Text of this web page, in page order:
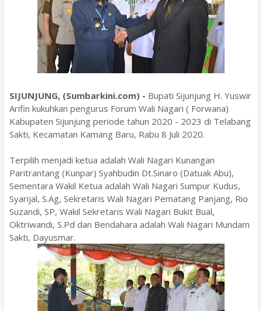
SIJUNJUNG, (Sumbarkini.com) - Bupati Sijunjung H. Yuswir
Arifin kukuhkan pengurus Forum Wali Nagari ( Forwana)
Kabupaten Sijunjung periode tahun 2020 - 2023 di Telabang
Sakti, Kecamatan Kamang Baru, Rabu 8 Juli 2020.
Terpilih menjadi ketua adalah Wali Nagari Kunangan
Paritrantang (Kunpar) Syahbudin Dt.Sinaro (Datuak Abu),
Sementara Wakil Ketua adalah Wali Nagari Sumpur Kudus,
Syarijal, S.Ag, Sekretaris Wali Nagari Pematang Panjang, Rio
Suzandi, SP, Wakil Sekretaris Wali Nagari Bukit Bual,
Oktriwandi, S.Pd dan Bendahara adalah Wali Nagari Mundam
Sakti, Dayusmar.